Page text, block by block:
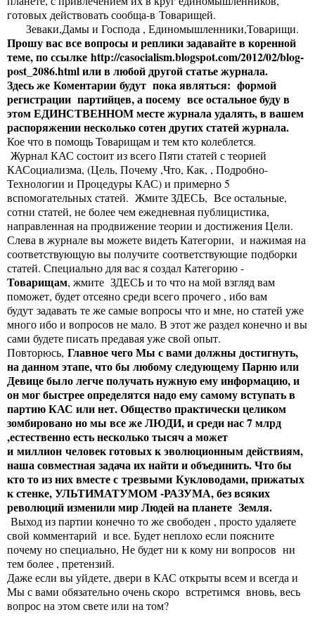
готовых действовать сообща-в Товарищей.
Зеваки,Дамы и Господа , Единомышленники,Товарищи.
Прошу вас все вопросы и реплики задавайте в коренной
теме, по ссылке http://casocialism.blogspot.com/2012/02/blog-
post_2086.htmlили в любой другой статье журнала.
Здесь же Коментарии будут пока являться: формой
регистрации партийцев, а посему все остальное буду в
этом ЕДИНСТВЕННОМ месте журнала удалять, в вашем
распоряжении несколько сотен других статей журнала.
Кое что в помощь Товарищам и тем кто колеблется.
Журнал КАС состоит из всего Пяти статей с теорией
КАСоциализма, (Цель, Почему ,Что, Как, , Подробно-
Технологии и Процедуры КАС) и примерно 5
вспомогательных статей. ЖмитеЗДЕСЬ, Все остальные,
сотни статей, не более чем ежедневная публицистика,
направленная на продвижение теории и достижения Цели.
Слева в журнале вы можете видеть Категории, и нажимая на
соответствующую вы получите соответствующие подборки
статей. Специально для вас я создал Категорию -
Товарищам, жмите ЗДЕСЬи то что на мой взгляд вам
поможет, будет отсеяно среди всего прочего , ибо вам
будут задавать те же самые вопросы что и мне, но статей уже
много ибо и вопросов не мало. В этот же раздел конечно и вы
сами будете писать предавая уже свой опыт.
Повторюсь, Главное чего Мы с вами должны достигнуть,
на данном этапе, что бы любому следующему Парню или
Девице было легче получать нужную ему информацию, и
он мог быстрее определятся надо ему самому вступать в
партию КАС или нет. Общество практически целиком
зомбировано но мы все же ЛЮДИ, и среди нас 7 млрд
,естественно есть несколько тысяч а может
и миллион человек готовых к эволюционным действиям,
наша совместная задача их найти и объединить. Что бы
кто то из них вместе с трезвыми Кукловодами, прижатых
к стенке, УЛЬТИМАТУМОМ -РАЗУМА, без всяких
революций изменили мир Людей на планете Земля.
Выход из партии конечно то же свободен , просто удаляете
свой комментарий и все. Будет неплохо если поясните
почему но специально, Не будет ни к кому ни вопросов ни
тем более , претензий.
Даже если вы уйдете, двери в КАС открыты всем и всегда и
Мы с вами обязательно очень скоро встретимся вновь, весь
вопрос на этом свете или на том?